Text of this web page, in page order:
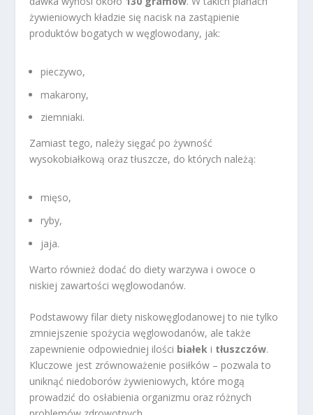
żywieniowych kładzie się nacisk na zastąpienie
produktów bogatych w węglowodany, jak:
pieczywo,
makarony,
ziemniaki.
Zamiast tego, należy sięgać po żywność
wysokobiałkową oraz tłuszcze, do których należą:
mięso,
ryby,
jaja.
Warto również dodać do diety warzywa i owoce o
niskiej zawartości węglowodanów.
Podstawowy filar diety niskowęglodanowej to nie tylko
zmniejszenie spożycia węglowodanów, ale także
zapewnienie odpowiedniej ilości białek i tłuszczów.
Kluczowe jest zrównoważenie posiłków – pozwala to
uniknąć niedoborów żywieniowych, które mogą
prowadzić do osłabienia organizmu oraz różnych